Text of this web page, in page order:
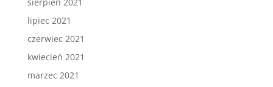
sierpień 2021
lipiec 2021
czerwiec 2021
kwiecień 2021
marzec 2021